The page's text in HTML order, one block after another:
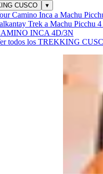
CUSCO ▾
Camino Inca a Machu
Trek a Machu Picchu
INCA 4D/3N
todos los TREKKING
Todo
consejos
Escrito por
Actualizado